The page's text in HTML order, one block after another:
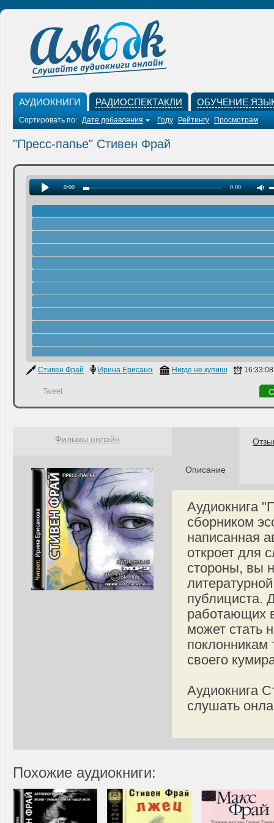
АУДИОКНИГИ РАДИОСПЕКТАКЛИ ОБУЧЕНИЕ
Сортировать по: Дате добавления Году Рейтингу Просмотрам
"Пресс-папье" Стивен Фрай
0:00 0:00
Стивен Фрай Ирина Ерисанова Нигде не купишь 16:33:08
Tweet
Описание
Аудиокнига
сборником
написанная
откроет для
стороны, вы
публициста.
работающих
может стать
поклонникам
своего
Аудиокнига
слушать
Фильмы онлайн
Похожие аудиокниги: